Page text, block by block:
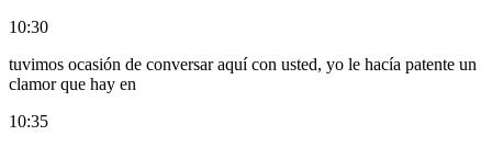
10:30
tuvimos ocasión de conversar aquí con usted, yo le hacía patente un
clamor que hay en
10:35